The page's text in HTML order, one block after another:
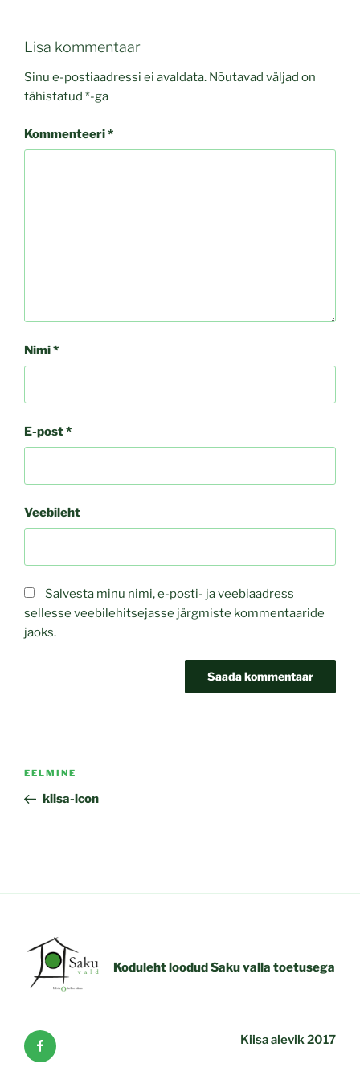
Lisa kommentaar
Sinu e-postiaadressi ei avaldata. Nõutavad väljad on
tähistatud *-ga
Kommenteeri*
Nimi*
E-post*
Veebileht
Salvesta minu nimi, e-posti- ja veebiaadress
sellesse veebilehitsejasse järgmiste kommentaaride
jaoks.
Navigeerimine
Previous
Post
EELMINE
kiisa-icon
Koduleht loodud Saku valla toetusega
Facebook Kiisa alevik 2017